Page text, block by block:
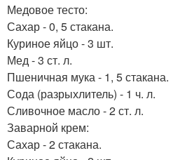
Медовое тесто:
Сахар - 0, 5 стакана.
Куриное яйцо - 3 шт.
Мед - 3 ст. л.
Пшеничная мука - 1, 5 стакана.
Сода (разрыхлитель) - 1 ч. л.
Сливочное масло - 2 ст. л.
Заварной крем:
Сахар - 2 стакана.